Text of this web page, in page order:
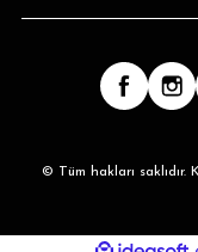
© Tüm hakları